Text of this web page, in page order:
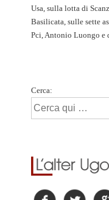
Usa, sulla lotta di
Basilicata, sulle sette
Pci, Antonio Luongo
Cerca: